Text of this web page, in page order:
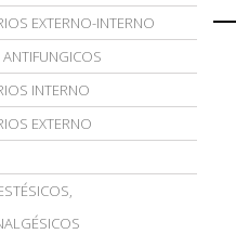
EXTERNO-INTERNO
INTERNO
EXTERNO